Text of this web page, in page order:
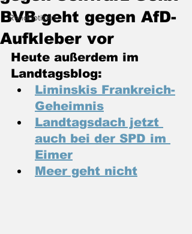
Randnotizen
BVB geht gegen AfD-
Aufkleber vor
Heute außerdem im
Landtagsblog:
Liminskis Frankreich-
Geheimnis
Landtagsdach jetzt
auch bei der SPD im
Eimer
Meer geht nicht